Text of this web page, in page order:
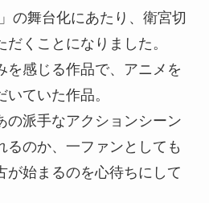
の舞台化にあたり、衛宮切
くことになりました。
を感じる作品で、アニメを
ていた作品。
の派手なアクションシーン
るのか、一ファンとしても
が始まるのを心待ちにして